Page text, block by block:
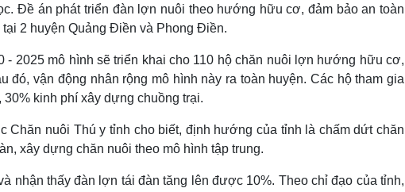
Đề án phát triển đàn lợn nuôi theo hướng hữu cơ, đảm bảo an toàn
2 huyện Quảng Điền và Phong Điền.
- 2025 mô hình sẽ triển khai cho 110 hộ chăn nuôi lợn hướng hữu cơ,
đó, vận động nhân rộng mô hình này ra toàn huyện. Các hộ tham gia
kinh phí xây dựng chuồng trại.
Chăn nuôi Thú y tỉnh cho biết, định hướng của tỉnh là chấm dứt chăn
xây dựng chăn nuôi theo mô hình tập trung.
nhận thấy đàn lợn tái đàn tăng lên được 10%. Theo chỉ đạo của tỉnh,